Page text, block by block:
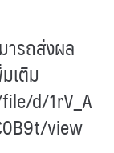
ารถส่งผล
เติม
d/1rV_A
view